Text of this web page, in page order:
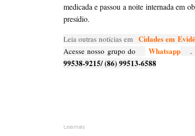
medicada e passou a noite internada em
presídio.
Leia outras notícias emCidades em
Acesse nosso grupo do
Whatsapp.
99538-9215/ (86) 99513-6588
Leia mais